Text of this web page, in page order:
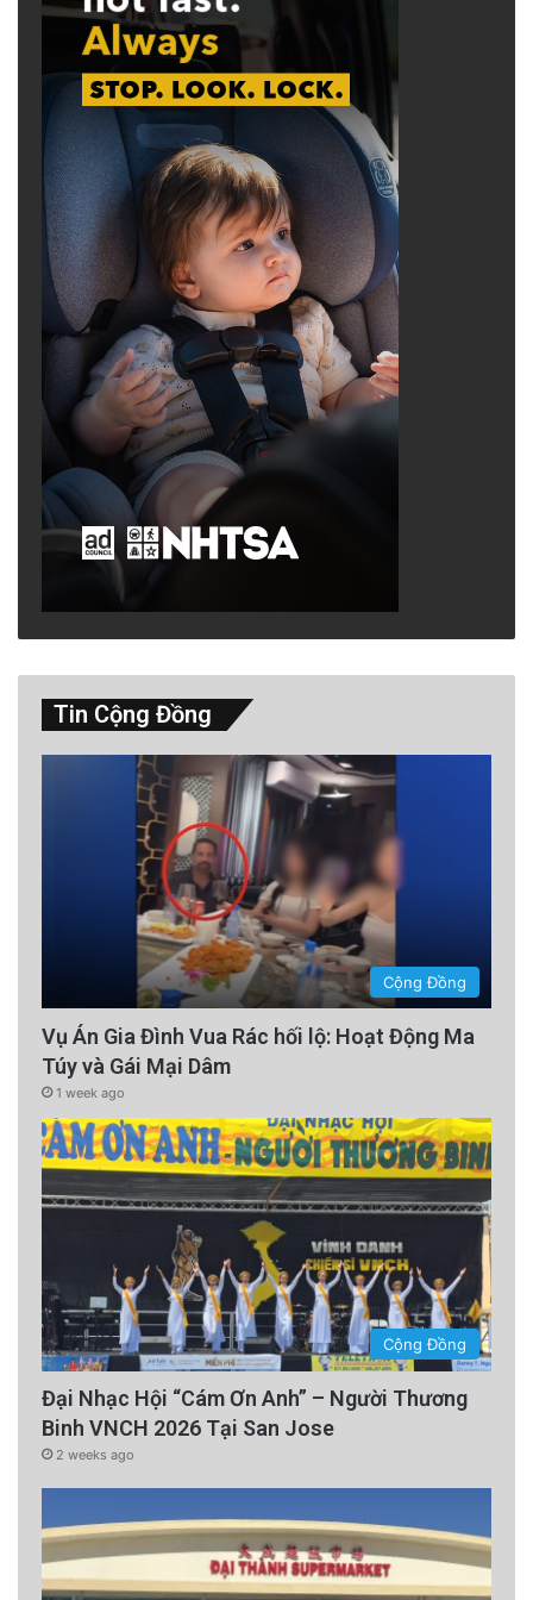
mất sóng, khiến nhân chứng trực tiếp duy
nhất chứng kiến hoàn cảnh khó khăn của anh
phải ngừng trò chuyện.
Những giả thuyết
Ngay sau cuộc gọi 911, một phó cảnh sát
tải Ford F-150 màu đỏ của Brandon đang tấp
vào lề đường cao tốc 277, cách Bronte khoảng
sáu dặm về phía bắc. Chiếc xe được phát hiện
bị hết xăng. Việc khám xét xe không tìm thấy
dấu hiệu của sự giằng co, bạo lực hay hành vi
phạm tội nào – không có vết máu, kính vỡ và
thiệt hại đáng kể.
Thêm một sự nhầm lẫn nữa, anh trai của
Brandon, Kyle Lawson, cũng được anh liên lạc
để nhờ hỗ trợ vào đêm hôm đó và đến hiện
trường để tìm kiếm khu vực hoang vắng
nhưng không tìm thấy dấu vết nào.
advertisement
Tin Cộng Đồng
Cộng Đồng
Vụ Án Gia Đình Vua Rác hối lộ: Hoạt Động Ma
Túy và Gái Mại Dâm
1 week ago
Cộng Đồng
Đại Nhạc Hội “Cám Ơn Anh” – Người Thương
Binh VNCH 2026 Tại San Jose
2 weeks ago